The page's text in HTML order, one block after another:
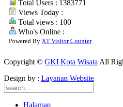
Total Users : 1383771
Views Today :
Total views : 100
Who's Online :
Powered By XT Visitor Counter
Copyright © GKI Kota Wisata All
Design by : Layanan Website
Halaman